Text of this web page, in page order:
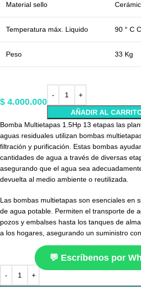
Material sello
Temperatura máx. Liquido 90 ° C
Peso 33 Kg
$ 4.000.000
AÑADIR AL
Bomba Multietapas 1.5Hp 13 etapas las
aguas residuales utilizan bombas
filtración y purificación. Estas bombas
cantidades de agua a través de diversas
asegurando que el agua sea
devuelta al medio ambiente o reutilizada.
Las bombas multietapas son esenciales en
de agua potable. Permiten el transporte de
pozos y embalses hasta los tanques de
a los hogares, asegurando un suministro
💬 Escríbenos por